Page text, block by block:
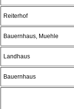
Reiterhof
Bauernhaus, Muehle
Landhaus
Bauernhaus